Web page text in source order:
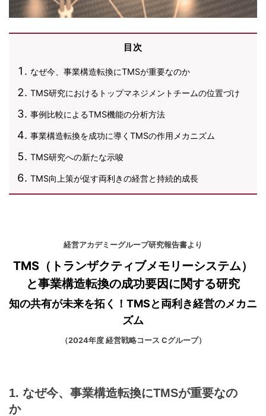
目次
なぜ今、事業構造転換にTMSが重要なのか
TMS研究におけるトップマネジメントチームの位置づけ
事例比較によるTMS機能の分析方法
事業構造転換を成功に導くTMSの作用メカニズム
TMS研究への新たな示唆
TMS向上策が促す両利きの経営と持続的成長
経営アカデミーグループ研究報告書より
TMS（トランザクティブメモリーシステム）
と事業構造転換の成功要因に関する研究
知の共有が未来を拓く！TMSと両利き経営のメカニ
ズム
（2024年度 経営戦略コース Cグループ）
1. なぜ今、事業構造転換にTMSが重要なの
か